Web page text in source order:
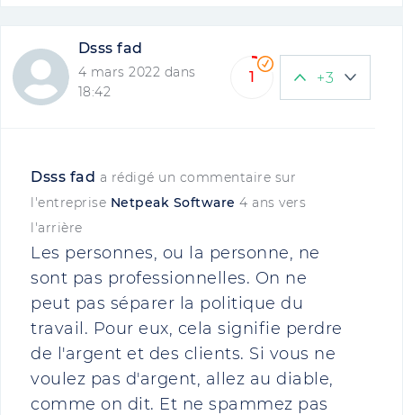
Dsss fad
4 mars 2022 dans
18:42
1 +3
Dsss fad a rédigé un commentaire sur
l'entreprise Netpeak Software 4 ans vers
l'arrière
Les personnes, ou la personne, ne
sont pas professionnelles. On ne
peut pas séparer la politique du
travail. Pour eux, cela signifie perdre
de l'argent et des clients. Si vous ne
voulez pas d'argent, allez au diable,
comme on dit. Et ne spammez pas